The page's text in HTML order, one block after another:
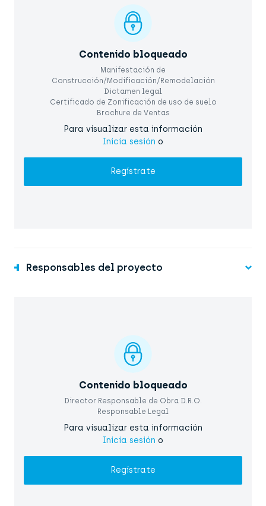
Contenido bloqueado
Manifestación de
Construcción/Modificación/Remodelación
Dictamen legal
Certificado de Zonificación de uso de suelo
Brochure de Ventas
Para visualizar esta información
Inicia sesión o
Regístrate
Responsables del proyecto
Contenido bloqueado
Director Responsable de Obra D.R.O.
Responsable Legal
Para visualizar esta información
Inicia sesión o
Regístrate